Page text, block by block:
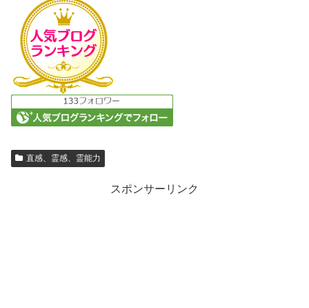
直感、霊感、霊能力
スポンサーリンク